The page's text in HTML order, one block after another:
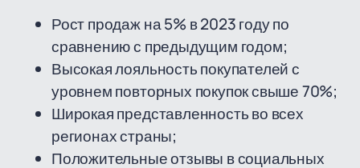
Рост продаж на 5% в 2023 году по
сравнению с предыдущим годом;
Высокая лояльность покупателей с
уровнем повторных покупок свыше 70%;
Широкая представленность во всех
регионах страны;
Положительные отзывы в социальных